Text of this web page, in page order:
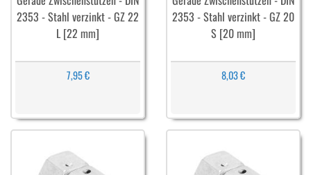
2353 - Stahl verzinkt - GZ 22
L [22 mm]
7,95 €
2353 - Stahl verzinkt - GZ 20
S [20 mm]
8,03 €